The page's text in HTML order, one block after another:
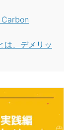
Carbon
は、デメリッ